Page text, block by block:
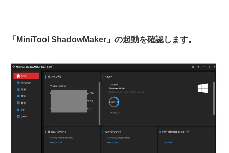
「 MiniTool ShadowMaker 」 の起動を確認します。